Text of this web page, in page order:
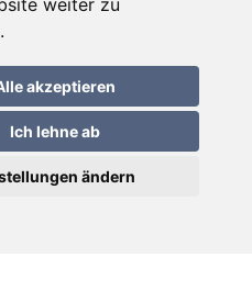
weiter zu
akzeptieren
Ich lehne ab
ändern